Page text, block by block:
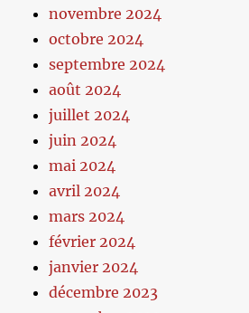
novembre 2024
octobre 2024
septembre 2024
août 2024
juillet 2024
juin 2024
mai 2024
avril 2024
mars 2024
février 2024
janvier 2024
décembre 2023